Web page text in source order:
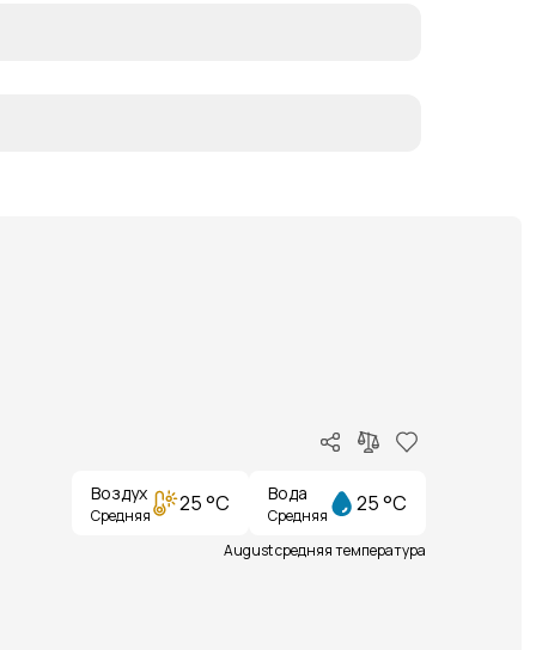
Воздух
Средняя 25 °C Вода
Средняя 25 °C
August средняя температура